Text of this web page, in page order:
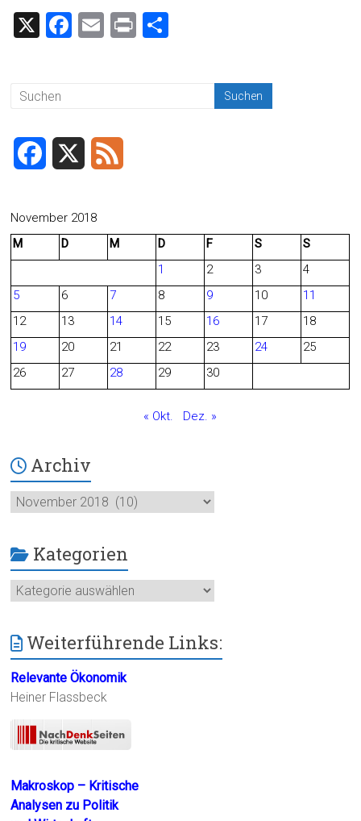
X
F
ok
E
Pr
c
b
o
November 2018
M
D M D F S
S
1
2 3
4
5
6 7 8 9 10
11
12
13 14 15 16 17
18
19
20 21 22 23 24
25
26
27 28 29 30
« Okt. Dez. »
Archiv
Archiv
Kategorien
Kategorien
Weiterführende Links:
Relevante Ökonomik
Heiner Flassbeck
Makroskop – Kritische
Analysen zu Politik